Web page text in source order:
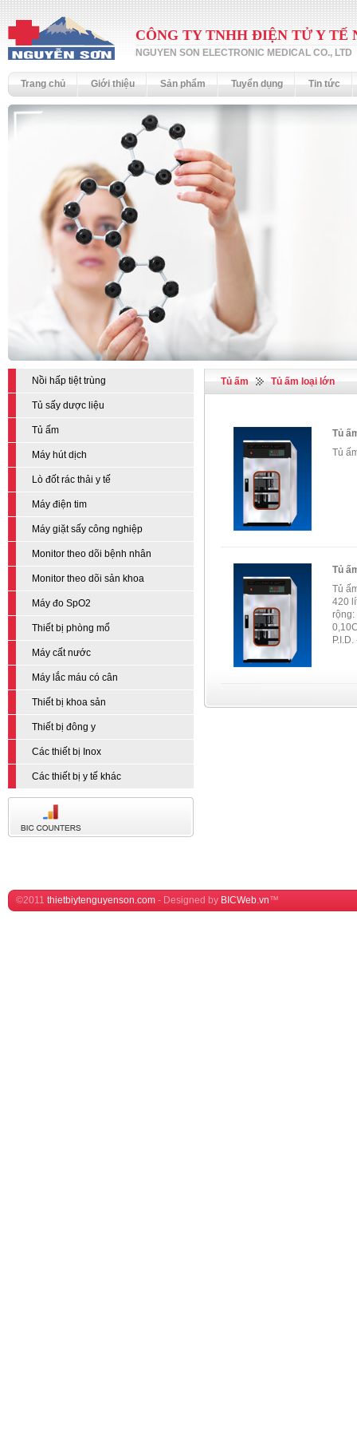
CÔNG TY TNHH ĐIỆN TỬ Y TẾ
NGUYEN SON ELECTRONIC MEDICAL CO., LTD
Trang chủ Giới thiệu Sản phẩm Tuyển dụng Tin tức
Nồi hấp tiệt trùng
Tủ sấy dược liệu
Tủ ấm
Máy hút dịch
Lò đốt rác thải y tế
Máy điện tim
Máy giặt sấy công nghiệp
Monitor theo dõi bệnh nhân
Monitor theo dõi sản khoa
Máy đo SpO2
Thiết bị phòng mổ
Máy cất nước
Máy lắc máu có cân
Thiết bị khoa sản
Thiết bị đông y
Các thiết bị Inox
Các thiết bị y tế khác
Tủ ấm Tủ ấm loại lớn
Tủ
Tủ
Tủ
Tủ
420
rộng:
P.I.D.
©2011 thietbiytenguyenson.com - Designed by BICWeb.vn™